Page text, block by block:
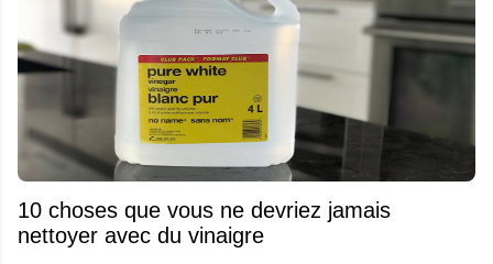
10 choses que vous ne devriez jamais
nettoyer avec du vinaigre